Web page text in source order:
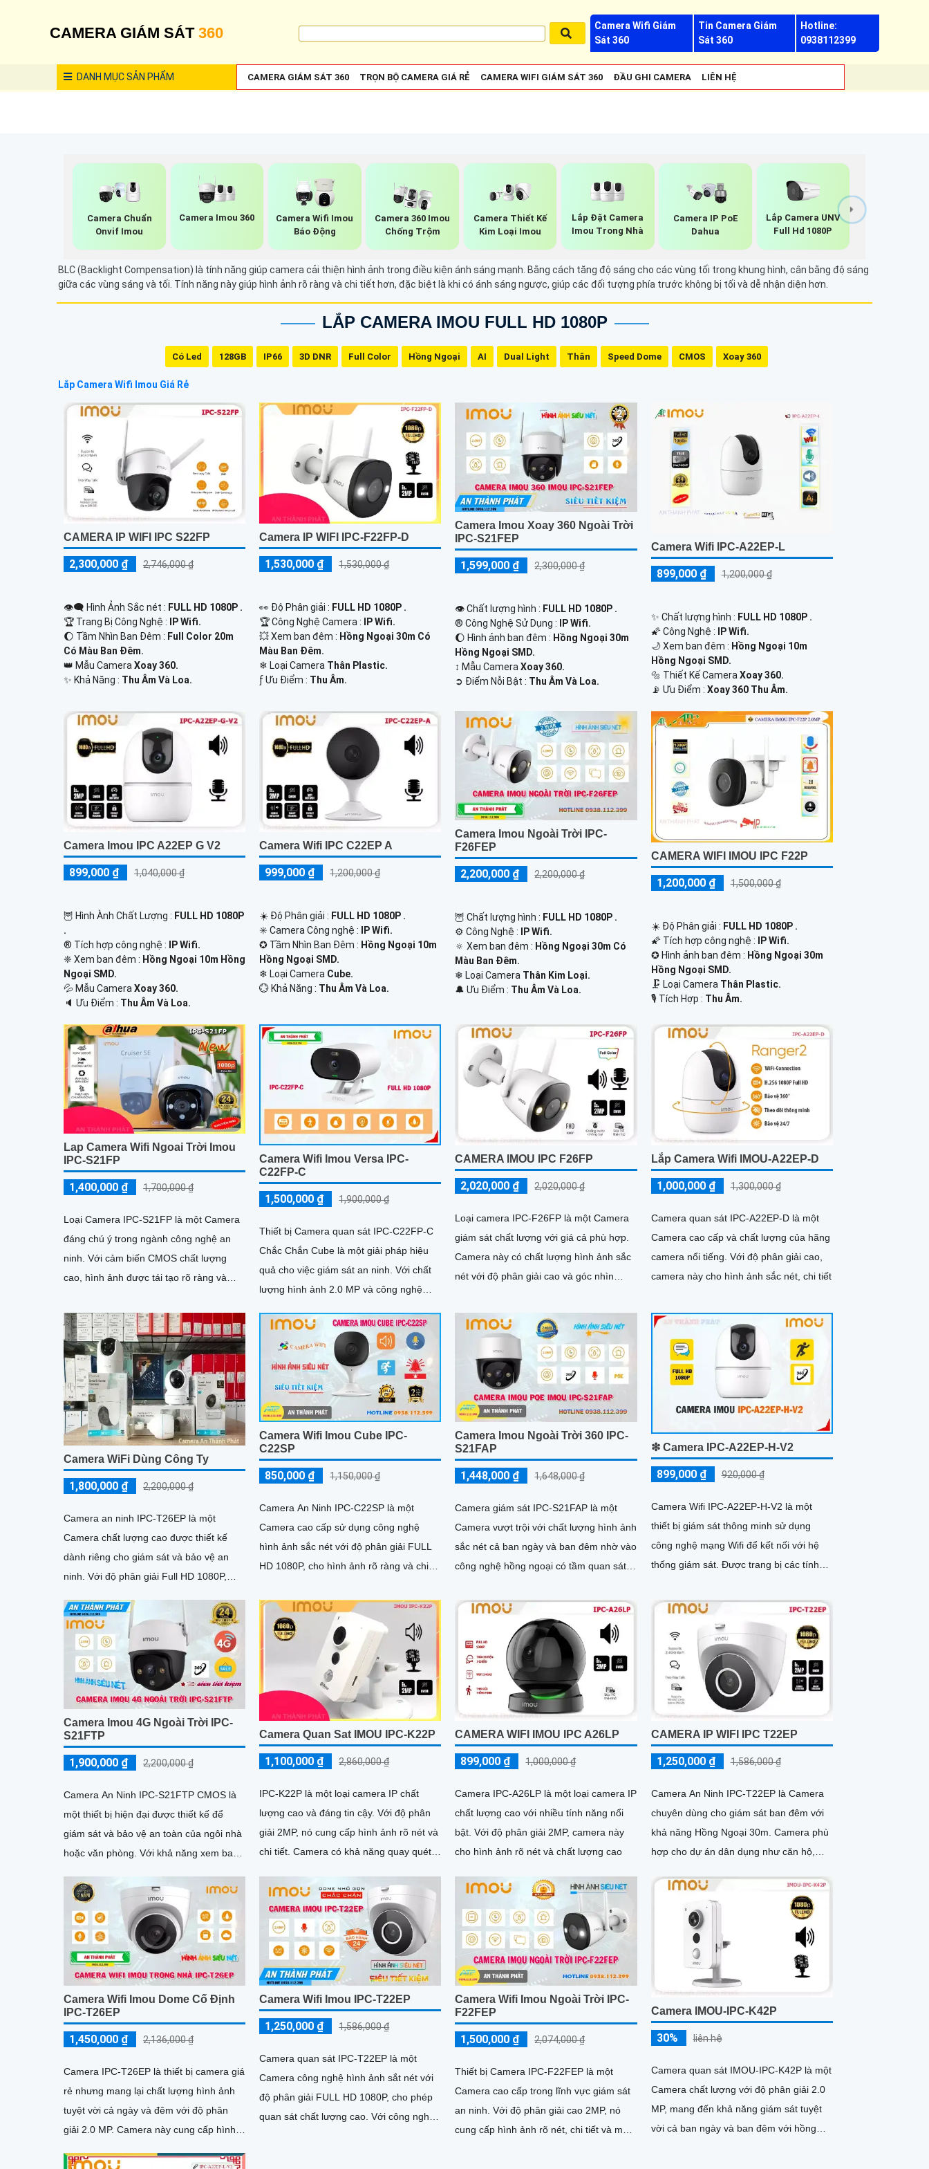
CAMERA GIÁM SÁT 360
Camera Wifi Giám
Sát 360
Tin Camera Giám
Sát 360
Hotline:
0938112399
DANH MỤCSẢN PHẨM CAMERA GIÁM SÁT 360 TRỌN BỘ CAMERA GIÁ RẺ CAMERA WIFI GIÁM SÁT 360 ĐẦU GHI CAMERA LIÊN HỆ
Camera Chuẩn
Onvif Imou
Camera Imou 360
Camera Wifi Imou
Báo Động
Camera 360 Imou
Chống Trộm
Camera Thiết Kế
Kim Loại Imou
Lắp Đặt Camera
Imou Trong Nhà
Camera IP PoE
Dahua
Lắp Camera UNV
Full Hd 1080P
BLC (Backlight Compensation) là tính năng giúp camera cải thiện hình ảnh trong điều kiện ánh sáng mạnh. Bằng cách tăng độ sáng cho các vùng tối trong khung hình, cân bằng độ sáng
giữa các vùng sáng và tối. Tính năng này giúp hình ảnh rõ ràng và chi tiết hơn, đặc biệt là khi có ánh sáng ngược, giúp các đối tượng phía trước không bị tối và dễ nhận diện hơn.
LẮP CAMERA IMOU FULL HD 1080P
Có Led 128GB IP66 3D DNR Full Color Hồng Ngoại AI Dual Light Thân Speed Dome CMOS Xoay 360
Lắp Camera Wifi Imou Giá Rẻ
CAMERA IP WIFI IPC S22FP
2,300,000 ₫ 2,746,000 ₫
👁️‍🗨 Hình Ảnh Sắc nét : FULL HD 1080P .
🏆 Trang Bị Công Nghệ :
IP Wifi.
🌔 Tầm Nhìn Ban Đêm : Full Color 20m
Có Màu Ban Đêm.
👑 Mẫu Camera Xoay 360.
️✨ Khả Năng : Thu Âm Và Loa.
Camera IP WIFI IPC-F22FP-D
1,530,000 ₫ 1,530,000 ₫
️👀 Độ Phân giải : FULL HD 1080P .
🏆 Công Nghệ Camera :
IP Wifi.
💥 Xem ban đêm : Hồng Ngoại 30m Có
Màu Ban Đêm.
❄ Loại Camera Thân Plastic.
️ƒ Ưu Điểm : Thu Âm.
Camera Imou Xoay 360 Ngoài Trời
IPC-S21FEP
1,599,000 ₫ 2,300,000 ₫
👁 Chất lượng hình : FULL HD 1080P .
®️ Công Nghệ Sử Dụng :
IP Wifi.
🌔 Hình ảnh ban đêm : Hồng Ngoại 30m
Hồng Ngoại SMD.
↕️ Mẫu CameraXoay 360.
️➲ Điểm Nỗi Bật : Thu Âm Và Loa.
Camera Wifi IPC-A22EP-L
899,000 ₫ 1,200,000 ₫
✨ Chất lượng hình : FULL HD 1080P .
🌠 Công Nghệ :
IP Wifi.
🌙 Xem ban đêm : Hồng Ngoại 10m
Hồng Ngoại SMD.
🔩 Thiết Kế CameraXoay 360.
️📡 Ưu Điểm : Xoay 360 Thu Âm.
Camera Imou IPC A22EP G V2
899,000 ₫ 1,040,000 ₫
🦉 Hình Ành Chất Lượng : FULL HD 1080P
.
®️ Tích hợp công nghệ :
IP Wifi.
❈ Xem ban đêm : Hồng Ngoại 10m Hồng
Ngoại SMD.
💦 Mẫu CameraXoay 360.
️🔈 Ưu Điểm : Thu Âm Và Loa.
Camera Wifi IPC C22EP A
999,000 ₫ 1,200,000 ₫
☀️ Độ Phân giải : FULL HD 1080P .
✳️ Camera Công nghệ :
IP Wifi.
✪ Tầm Nhìn Ban Đêm : Hồng Ngoại 10m
Hồng Ngoại SMD.
❄ Loại Camera Cube.
️💮 Khả Năng : Thu Âm Và Loa.
Camera Imou Ngoài Trời IPC-
F26FEP
2,200,000 ₫ 2,200,000 ₫
🦉 Chất lượng hình : FULL HD 1080P .
⚙ Công Nghệ :
IP Wifi.
🔅 Xem ban đêm : Hồng Ngoại 30m Có
Màu Ban Đêm.
❄ Loại Camera Thân Kim Loại.
️🔔 Ưu Điểm : Thu Âm Và Loa.
CAMERA WIFI IMOU IPC F22P
1,200,000 ₫ 1,500,000 ₫
☀️ Độ Phân giải : FULL HD 1080P .
🌠 Tích hợp công nghệ :
IP Wifi.
✪ Hình ảnh ban đêm : Hồng Ngoại 30m
Hồng Ngoại SMD.
🗜️ Loại Camera Thân Plastic.
️🎙 Tích Hợp : Thu Âm.
Lap Camera Wifi Ngoai Trời Imou
IPC-S21FP
1,400,000 ₫ 1,700,000 ₫
Loại Camera IPC-S21FP là một Camera
đáng chú ý trong ngành công nghệ an
ninh. Với cảm biến CMOS chất lượng
cao, hình ảnh được tái tạo rõ ràng và
Camera Wifi Imou Versa IPC-
C22FP-C
1,500,000 ₫ 1,900,000 ₫
Thiết bị Camera quan sát IPC-C22FP-C
Chắc Chắn Cube là một giải pháp hiệu
quả cho việc giám sát an ninh. Với chất
lượng hình ảnh 2.0 MP và công nghệ
CAMERA IMOU IPC F26FP
2,020,000 ₫ 2,020,000 ₫
Loại camera IPC-F26FP là một Camera
giám sát chất lượng với giá cả phù hợp.
Camera này có chất lượng hình ảnh sắc
nét với độ phân giải cao và góc nhìn
Lắp Camera Wifi IMOU-A22EP-D
1,000,000 ₫ 1,300,000 ₫
Camera quan sát IPC-A22EP-D là một
Camera cao cấp và chất lượng của hãng
camera nổi tiếng. Với độ phân giải cao,
camera này cho hình ảnh sắc nét, chi tiết
Camera WiFi Dùng Công Ty
1,800,000 ₫ 2,200,000 ₫
Camera an ninh IPC-T26EP là một
Camera chất lượng cao được thiết kế
dành riêng cho giám sát và bảo vệ an
ninh. Với độ phân giải Full HD 1080P,
sắc nét
Camera Wifi Imou Cube IPC-
C22SP
850,000 ₫ 1,150,000 ₫
Camera An Ninh IPC-C22SP là một
Camera cao cấp sử dụng công nghệ
hình ảnh sắc nét với độ phân giải FULL
HD 1080P, cho hình ảnh rõ ràng và chi
Camera Imou Ngoài Trời 360 IPC-
S21FAP
1,448,000 ₫ 1,648,000 ₫
Camera giám sát IPC-S21FAP là một
Camera vượt trội với chất lượng hình ảnh
sắc nét cả ban ngày và ban đêm nhờ vào
công nghệ hồng ngoại có tầm quan sát
❇ Camera IPC-A22EP-H-V2
899,000 ₫ 920,000 ₫
Camera Wifi IPC-A22EP-H-V2 là một
thiết bị giám sát thông minh sử dụng
công nghệ mạng Wifi để kết nối với hệ
thống giám sát. Được trang bị các tính
Camera Imou 4G Ngoài Trời IPC-
S21FTP
1,900,000 ₫ 2,200,000 ₫
Camera An Ninh IPC-S21FTP CMOS là
một thiết bị hiện đại được thiết kế để
giám sát và bảo vệ an toàn của ngôi nhà
hoặc văn phòng. Với khả năng xem ban
này đảm bảo quan sát rõ ràng trong mọi
tình huống
Camera Quan Sat IMOU IPC-K22P
1,100,000 ₫ 2,860,000 ₫
IPC-K22P là một loại camera IP chất
lượng cao và đáng tin cậy. Với độ phân
giải 2MP, nó cung cấp hình ảnh rõ nét và
chi tiết. Camera có khả năng quay quét
CAMERA WIFI IMOU IPC A26LP
899,000 ₫ 1,000,000 ₫
Camera IPC-A26LP là một loại camera IP
chất lượng cao với nhiều tính năng nổi
bật. Với độ phân giải 2MP, camera này
cho hình ảnh rõ nét và chất lượng cao
CAMERA IP WIFI IPC T22EP
1,250,000 ₫ 1,586,000 ₫
Camera An Ninh IPC-T22EP là Camera
chuyên dùng cho giám sát ban đêm với
khả năng Hồng Ngoại 30m. Camera phù
hợp cho dự án dân dụng như căn hộ,
Camera Wifi Imou Dome Cố Định
IPC-T26EP
1,450,000 ₫ 2,136,000 ₫
Camera IPC-T26EP là thiết bị camera giá
rẻ nhưng mang lại chất lượng hình ảnh
tuyệt vời cả ngày và đêm với độ phân
giải 2.0 MP. Camera này cung cấp hình
Camera Wifi Imou IPC-T22EP
1,250,000 ₫ 1,586,000 ₫
Camera quan sát IPC-T22EP là một
Camera công nghệ hình ảnh sắt nét với
độ phân giải FULL HD 1080P, cho phép
quan sát chất lượng cao. Với công nghệ
Camera Wifi Imou Ngoài Trời IPC-
F22FEP
1,500,000 ₫ 2,074,000 ₫
Thiết bị Camera IPC-F22FEP là một
Camera cao cấp trong lĩnh vực giám sát
an ninh. Với độ phân giải cao 2MP, nó
cung cấp hình ảnh rõ nét, chi tiết và màu
Camera IMOU-IPC-K42P
30% liên hệ
Camera quan sát IMOU-IPC-K42P là một
Camera chất lượng với độ phân giải 2.0
MP, mang đến khả năng giám sát tuyệt
vời cả ban ngày và ban đêm với hồng